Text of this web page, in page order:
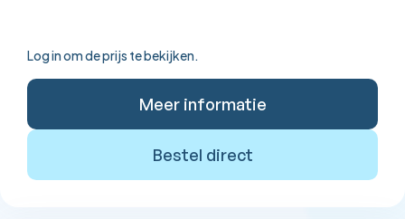
Log in om de prijs te bekijken.
Meer informatie
Bestel direct